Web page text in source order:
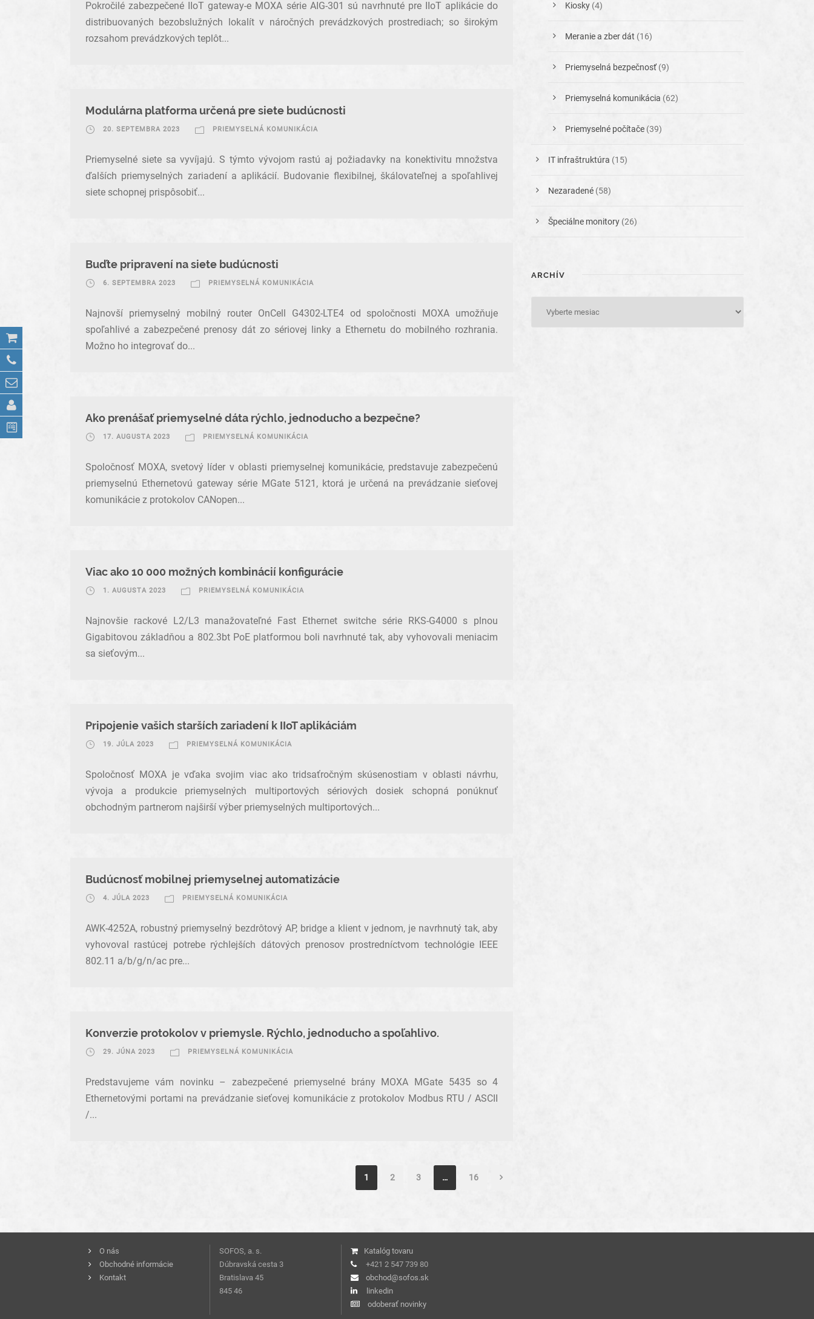
Pokročilé zabezpečené IIoT gateway-e MOXA série AIG-301 sú navrhnuté pre IIoT aplikácie do
distribuovaných bezobslužných lokalít v náročných prevádzkových prostrediach; so širokým
rozsahom prevádzkových teplôt...
Modulárna platforma určená pre siete budúcnosti
20. SEPTEMBRA 2023 PRIEMYSELNÁ KOMUNIKÁCIA
Priemyselné siete sa vyvíjajú. S týmto vývojom rastú aj požiadavky na konektivitu množstva
ďalších priemyselných zariadení a aplikácií. Budovanie flexibilnej, škálovateľnej a spoľahlivej
siete schopnej prispôsobiť...
Buďte pripravení na siete budúcnosti
6. SEPTEMBRA 2023 PRIEMYSELNÁ KOMUNIKÁCIA
Najnovší priemyselný mobilný router OnCell G4302-LTE4 od spoločnosti MOXA umožňuje
spoľahlivé a zabezpečené prenosy dát zo sériovej linky a Ethernetu do mobilného rozhrania.
Možno ho integrovať do...
Ako prenášať priemyselné dáta rýchlo, jednoducho a bezpečne?
17. AUGUSTA 2023 PRIEMYSELNÁ KOMUNIKÁCIA
Spoločnosť MOXA, svetový líder v oblasti priemyselnej komunikácie, predstavuje zabezpečenú
priemyselnú Ethernetovú gateway série MGate 5121, ktorá je určená na prevádzanie sieťovej
komunikácie z protokolov CANopen...
Viac ako 10 000 možných kombinácií konfigurácie
1. AUGUSTA 2023 PRIEMYSELNÁ KOMUNIKÁCIA
Najnovšie rackové L2/L3 manažovateľné Fast Ethernet switche série RKS-G4000 s plnou
Gigabitovou základňou a 802.3bt PoE platformou boli navrhnuté tak, aby vyhovovali meniacim
sa sieťovým...
Pripojenie vašich starších zariadení k IIoT aplikáciám
19. JÚLA 2023 PRIEMYSELNÁ KOMUNIKÁCIA
Spoločnosť MOXA je vďaka svojim viac ako tridsaťročným skúsenostiam v oblasti návrhu,
vývoja a produkcie priemyselných multiportových sériových dosiek schopná ponúknuť
obchodným partnerom najširší výber priemyselných multiportových...
Budúcnosť mobilnej priemyselnej automatizácie
4. JÚLA 2023 PRIEMYSELNÁ KOMUNIKÁCIA
AWK-4252A, robustný priemyselný bezdrôtový AP, bridge a klient v jednom, je navrhnutý tak, aby
vyhovoval rastúcej potrebe rýchlejších dátových prenosov prostredníctvom technológie IEEE
802.11 a/b/g/n/ac pre...
Konverzie protokolov v priemysle. Rýchlo, jednoducho a spoľahlivo.
29. JÚNA 2023 PRIEMYSELNÁ KOMUNIKÁCIA
Predstavujeme vám novinku – zabezpečené priemyselné brány MOXA MGate 5435 so 4
Ethernetovými portami na prevádzanie sieťovej komunikácie z protokolov Modbus RTU / ASCII
/...
1 2 3 … 16
Kiosky (4)
Meranie a zber dát (16)
Priemyselná bezpečnosť (9)
Priemyselná komunikácia (62)
Priemyselné počítače (39)
IT infraštruktúra (15)
Nezaradené (58)
Špeciálne monitory (26)
ARCHÍV
O nás
Obchodné informácie
Kontakt
SOFOS, a. s.
Dúbravská cesta 3
Bratislava 45
845 46
Katalóg tovaru
+421 2 547 739 80
obchod@sofos.sk
linkedin
odoberať novinky